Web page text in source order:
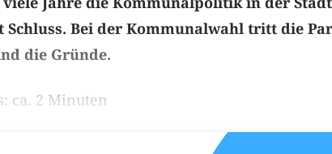
Bei der Kommunalwahl tritt die
die Gründe.
ca. 2 Minuten